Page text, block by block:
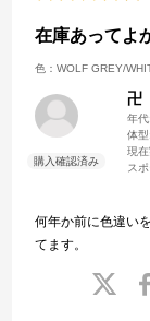
在庫あってよ
色：WOLF GREY/
卍
年
体型:
現
ス
何年か前に色違い
てます。